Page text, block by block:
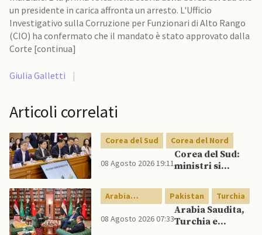
un presidente in carica affronta un arresto. L'Ufficio
Investigativo sulla Corruzione per Funzionari di Alto Rango
(CIO) ha confermato che il mandato è stato approvato dalla
Corte [continua]
Giulia Galletti |
Articoli correlati
Corea del Sud Corea del Nord
08 Agosto 2026 19:11
Corea del Sud:
ministri si
pubblicamente
su politica con il
Nord, mentre
Lee spinge per
Arabia
Saudita
Pakistan Turchia
08 Agosto 2026 07:33
Arabia Saudita,
Turchia e